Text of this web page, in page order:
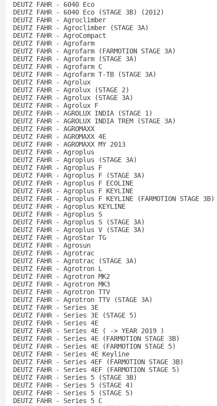
DEUTZ FAHR - 6040 Eco
DEUTZ FAHR - 6040 Eco (STAGE 3B) (2012)
DEUTZ FAHR - Agroclimber
DEUTZ FAHR - Agroclimber (STAGE 3A)
DEUTZ FAHR - AgroCompact
DEUTZ FAHR - Agrofarm
DEUTZ FAHR - Agrofarm (FARMOTION STAGE 3A)
DEUTZ FAHR - Agrofarm (STAGE 3A)
DEUTZ FAHR - Agrofarm C
DEUTZ FAHR - Agrofarm T-TB (STAGE 3A)
DEUTZ FAHR - Agrolux
DEUTZ FAHR - Agrolux (STAGE 2)
DEUTZ FAHR - Agrolux (STAGE 3A)
DEUTZ FAHR - Agrolux F
DEUTZ FAHR - AGROLUX INDIA (STAGE 1)
DEUTZ FAHR - AGROLUX INDIA TREM (STAGE 3A)
DEUTZ FAHR - AGROMAXX
DEUTZ FAHR - AGROMAXX 4E
DEUTZ FAHR - AGROMAXX MY 2013
DEUTZ FAHR - Agroplus
DEUTZ FAHR - Agroplus (STAGE 3A)
DEUTZ FAHR - Agroplus F
DEUTZ FAHR - Agroplus F (STAGE 3A)
DEUTZ FAHR - Agroplus F ECOLINE
DEUTZ FAHR - Agroplus F KEYLINE
DEUTZ FAHR - Agroplus F KEYLINE (FARMOTION STAGE 3B)
DEUTZ FAHR - Agroplus KEYLINE
DEUTZ FAHR - Agroplus S
DEUTZ FAHR - Agroplus S (STAGE 3A)
DEUTZ FAHR - Agroplus V (STAGE 3A)
DEUTZ FAHR - AgroStar TG
DEUTZ FAHR - Agrosun
DEUTZ FAHR - Agrotrac
DEUTZ FAHR - Agrotrac (STAGE 3A)
DEUTZ FAHR - Agrotron L
DEUTZ FAHR - Agrotron MK2
DEUTZ FAHR - Agrotron MK3
DEUTZ FAHR - Agrotron TTV
DEUTZ FAHR - Agrotron TTV (STAGE 3A)
DEUTZ FAHR - Series 3E
DEUTZ FAHR - Series 3E (STAGE 5)
DEUTZ FAHR - Series 4E
DEUTZ FAHR - Series 4E ( -> YEAR 2019 )
DEUTZ FAHR - Series 4E (FARMOTION STAGE 3B)
DEUTZ FAHR - Series 4E (FARMOTION STAGE 5)
DEUTZ FAHR - Series 4E Keyline
DEUTZ FAHR - Series 4EF (FARMOTION STAGE 3B)
DEUTZ FAHR - Series 4EF (FARMOTION STAGE 5)
DEUTZ FAHR - Series 5 (STAGE 3B)
DEUTZ FAHR - Series 5 (STAGE 4)
DEUTZ FAHR - Series 5 (STAGE 5)
DEUTZ FAHR - Series 5 C